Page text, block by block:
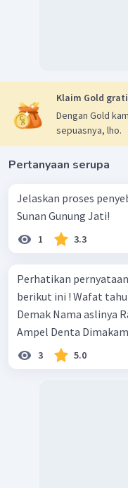
Klaim Gold
Dengan Gold
sepuasnya, lho.
Pertanyaan serupa
Jelaskan proses
Sunan Gunung Jati!
1 3.3
Perhatikan
berikut ini ! Wafat tahun 1481 H Perancang kerajaan
Demak Nama aslinya Raden Rahmat Pendiri pesantren
Ampel Denta
3 5.0